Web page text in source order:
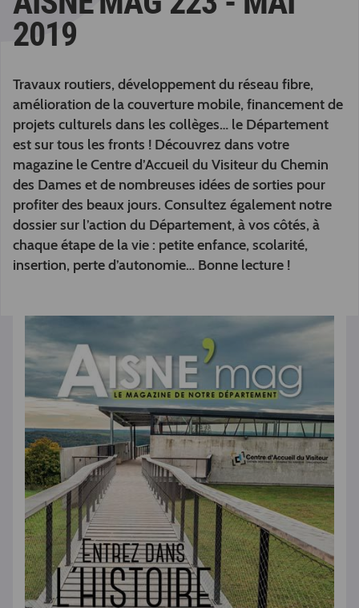
2019
Travaux routiers, développement du réseau fibre,
amélioration de la couverture mobile, financement de
projets culturels dans les collèges… le Département
est sur tous les fronts ! Découvrez dans votre
magazine le Centre d’Accueil du Visiteur du Chemin
des Dames et de nombreuses idées de sorties pour
profiter des beaux jours. Consultez également notre
dossier sur l’action du Département, à vos côtés, à
chaque étape de la vie : petite enfance, scolarité,
insertion, perte d’autonomie… Bonne lecture !